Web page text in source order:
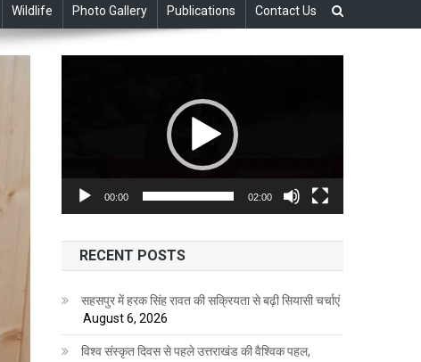
Wildlife Photo Gallery Publications Contact Us
00:00 02:00
RECENT POSTS
सहसपुर में हरक सिंह रावत की सक्रियता से बढ़ी सियासी चर्चाएं
August 6, 2026
विश्व संस्कृत दिवस से पहले उत्तराखंड की वैश्विक पहल,